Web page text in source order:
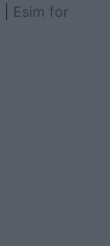
Esim for